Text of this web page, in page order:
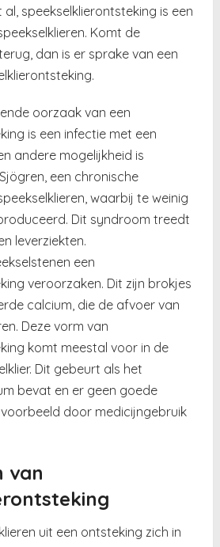
speekselklierontsteking is een
Komt de
dan is er sprake van een
oorzaak van een
is een infectie met een
andere mogelijkheid is
een chronische
waarbij te weinig
Dit syndroom treedt
leverziekten.
een
veroorzaken. Dit zijn brokjes
calcium, die de afvoer van
Deze vorm van
komt meestal voor in de
Dit gebeurt als het
bevat en er geen goede
door medicijngebruik
van
uit een ontsteking zich in